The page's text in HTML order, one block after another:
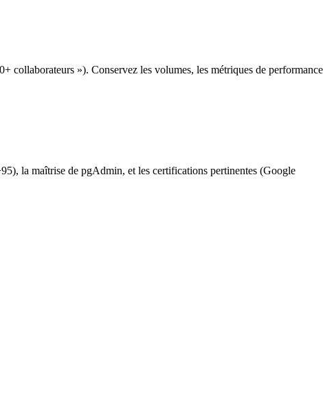
collaborateurs »). Conservez les volumes, les métriques de performance
la maîtrise de pgAdmin, et les certifications pertinentes (Google